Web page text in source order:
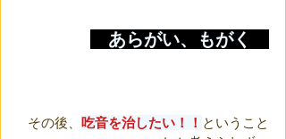
あらがい、もがく
その後、 吃音を治したい！！ ということ